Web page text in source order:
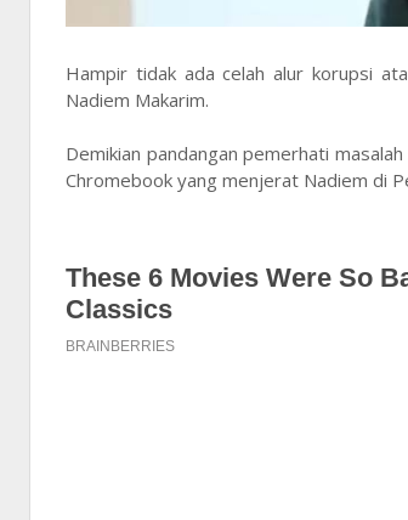
Hampir tidak ada celah alur korupsi
Nadiem Makarim.
Demikian pandangan pemerhati
Chromebook yang menjerat Nadiem di